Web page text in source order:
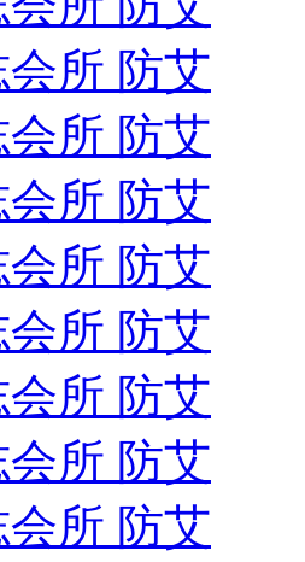
所 防艾
所 防艾
所 防艾
所 防艾
所 防艾
所 防艾
会所 防艾
所 防艾